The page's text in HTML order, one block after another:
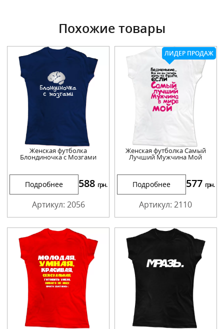
Похожие товары
Женская футболка
Блондиночка с Мозгами
Подробнее 588 грн.
Артикул: 2056
ЛИДЕР ПРОДАЖ
Женская футболка Самый
Лучший Мужчина Мой
Подробнее 577 грн.
Артикул: 2110